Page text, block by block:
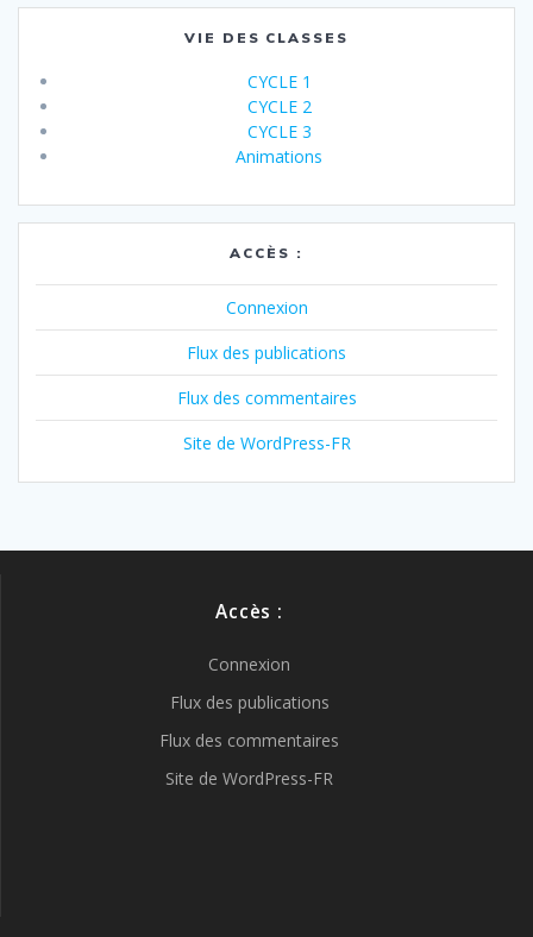
VIE DES CLASSES
CYCLE 1
CYCLE 2
CYCLE 3
Animations
ACCÈS :
Connexion
Flux des publications
Flux des commentaires
Site de WordPress-FR
Accès :
Connexion
Flux des publications
Flux des commentaires
Site de WordPress-FR